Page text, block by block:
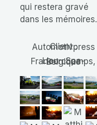
qui restera gravé
dans les mémoires.
Client : Automotivpress
Lieu : Spa-Francorchamps, Belgique